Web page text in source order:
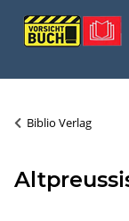
Biblio Verlag